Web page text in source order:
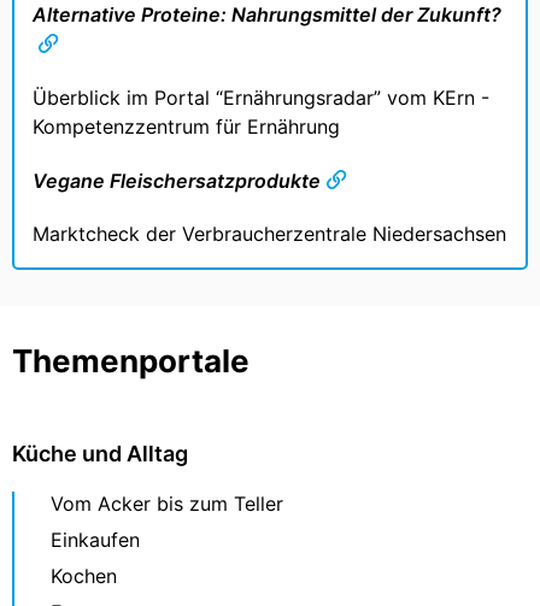
Alternative Proteine: Nahrungsmittel der Zukunft?
Überblick im Portal “Ernährungsradar” vom KErn -
Kompetenzzentrum für Ernährung
Vegane Fleischersatzprodukte
Marktcheck der Verbraucherzentrale Niedersachsen
Themenportale
Küche und Alltag
Vom Acker bis zum Teller
Einkaufen
Kochen